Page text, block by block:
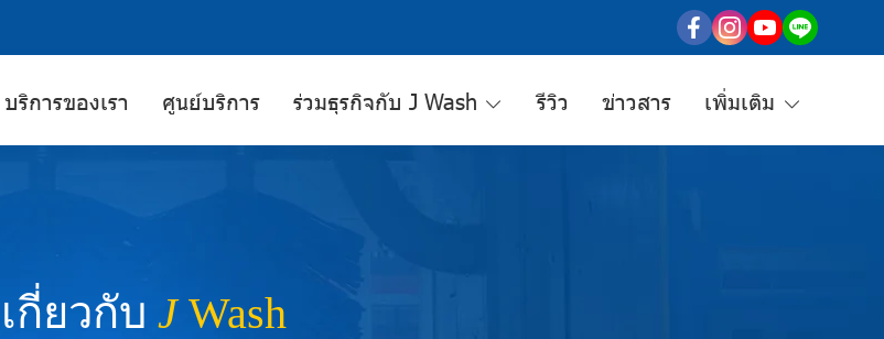
บริการของเรา ศูนย์บริการ ร่วมธุรกิจกับ J Wash รีวิว ข่าวสาร เพิ่มเติม
เกี่ยวกับ JWash